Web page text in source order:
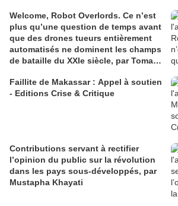
Welcome, Robot Overlords. Ce n’est
plus qu’une question de temps avant
que des drones tueurs entièrement
automatisés ne dominent les champs
de bataille du XXIe siècle, par Tomasz
Faillite de Makassar : Appel à soutien
- Editions Crise & Critique
Contributions servant à rectifier
l’opinion du public sur la révolution
dans les pays sous-développés, par
Mustapha Khayati